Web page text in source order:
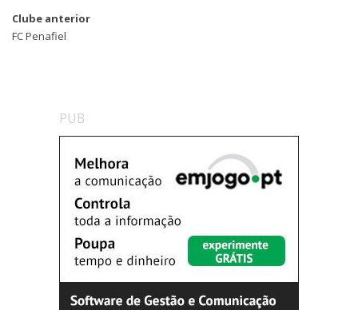
Clube anterior
FC Penafiel
PUB